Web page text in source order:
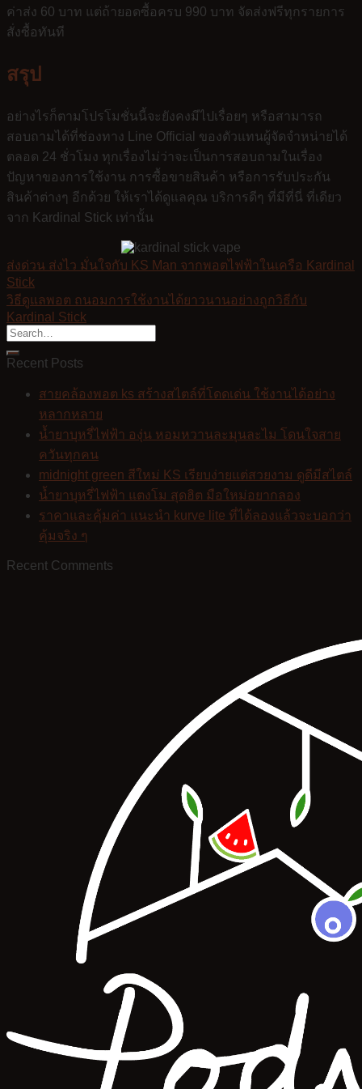
ค่าส่ง 60 บาท แต่ถ้ายอดซื้อครบ 990 บาท จัดส่งฟรีทุกรายการ
สั่งซื้อทันที
สรุป
อย่างไรก็ตามโปรโมชั่นนี้จะยังคงมีไปเรื่อยๆ หรือสามารถ
สอบถามได้ที่ช่องทาง Line Official ของตัวแทนผู้จัดจำหน่ายได้
ตลอด 24 ชั่วโมง ทุกเรื่องไม่ว่าจะเป็นการสอบถามในเรื่อง
ปัญหาของการใช้งาน การซื้อขายสินค้า หรือการรับประกัน
สินค้าต่างๆ อีกด้วย ให้เราได้ดูแลคุณ บริการดีๆ ที่มีที่นี่ ที่เดียว
จาก Kardinal Stick เท่านั้น
ส่งด่วน ส่งไว มั่นใจกับ KS Man จากพอตไฟฟ้าในเครือ Kardinal
Stick
วิธีดูแลพอต ถนอมการใช้งานได้ยาวนานอย่างถูกวิธีกับ
Kardinal Stick
Recent Posts
สายคล้องพอต ks สร้างสไตล์ที่โดดเด่น ใช้งานได้อย่าง
หลากหลาย
น้ำยาบุหรี่ไฟฟ้า องุ่น หอมหวานละมุนละไม โดนใจสาย
ควันทุกคน
midnight green สีใหม่ KS เรียบง่ายแต่สวยงาม ดูดีมีสไตล์
น้ำยาบุหรี่ไฟฟ้า แตงโม สุดฮิต มือใหม่อยากลอง
ราคาและคุ้มค่า แนะนำ kurve lite ที่ได้ลองแล้วจะบอกว่า
คุ้มจริง ๆ
Recent Comments